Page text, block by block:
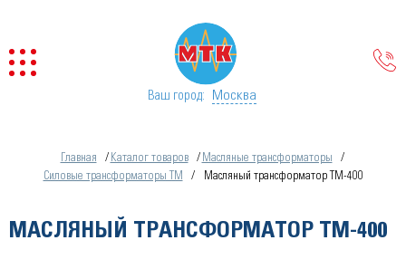
Ваш город: Москва
Главная Каталог товаров
Масляные трансформаторы
Силовые трансформаторы ТМ
Масляный трансформатор ТМ-400
МАСЛЯНЫЙ ТРАНСФОРМАТОР ТМ-400